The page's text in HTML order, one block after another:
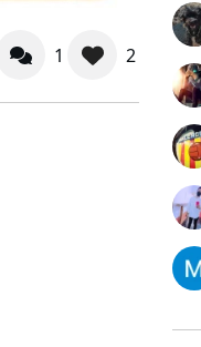
1 2